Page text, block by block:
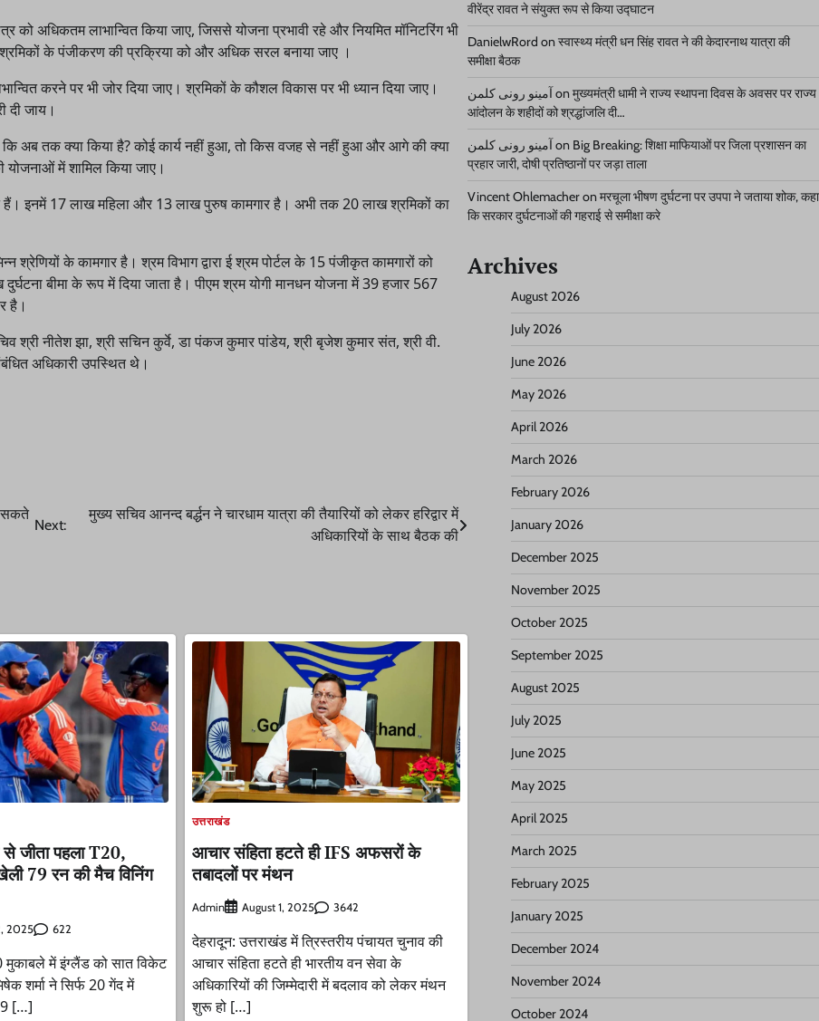
अधिकतम लाभान्वित किया जाए, जिससे योजना प्रभावी रहे और नियमित मॉनिटरिंग भी
के पंजीकरण की प्रक्रिया को और अधिक सरल बनाया जाए ।
करने पर भी जोर दिया जाए। श्रमिकों के कौशल विकास पर भी ध्यान दिया जाए।
दी जाय।
कि अब तक क्या किया है? कोई कार्य नहीं हुआ, तो किस वजह से नहीं हुआ और आगे की क्या
योजनाओं में शामिल किया जाए।
इनमें 17 लाख महिला और 13 लाख पुरुष कामगार है। अभी तक 20 लाख श्रमिकों का
श्रेणियों के कामगार है। श्रम विभाग द्वारा ई श्रम पोर्टल के 15 पंजीकृत कामगारों को
बीमा के रूप में दिया जाता है। पीएम श्रम योगी मानधन योजना में 39 हजार 567
है।
नीतेश झा, श्री सचिन कुर्वे, डा पंकज कुमार पांडेय, श्री बृजेश कुमार संत, श्री वी.
अधिकारी उपस्थित थे।
सकते
Next:
मुख्य सचिव आनन्द बर्द्धन ने चारधाम यात्रा की तैयारियों को लेकर हरिद्वार में
अधिकारियों के साथ बैठक की
जीता पहला T20,
79 रन की मैच विनिंग
2025 622
मुकाबले में इंग्लैंड को सात विकेट
शर्मा ने सिर्फ 20 गेंद में
[…]
उत्तराखंड
आचार संहिता हटते ही IFS अफसरों के
तबादलों पर मंथन
Admin August 1, 2025 3642
देहरादून: उत्तराखंड में त्रिस्तरीय पंचायत चुनाव की
आचार संहिता हटते ही भारतीय वन सेवा के
अधिकारियों की जिम्मेदारी में बदलाव को लेकर मंथन
शुरू हो […]
वीरेंद्र रावत ने संयुक्त रूप से किया उद्घाटन
DanielwRord onस्वास्थ्य मंत्री धन सिंह रावत ने की केदारनाथ यात्रा की
समीक्षा बैठक
آمینو رونی کلمنonमुख्यमंत्री धामी ने राज्य स्थापना दिवस के अवसर पर राज्य
आंदोलन के शहीदों को श्रद्धांजलि दी…
آمینو رونی کلمنon Big Breaking: शिक्षा माफियाओं पर जिला प्रशासन का
प्रहार जारी, दोषी प्रतिष्ठानों पर जड़ा ताला
Vincent Ohlemacheronमरचूला भीषण दुर्घटना पर उपपा ने जताया शोक, कहा
कि सरकार दुर्घटनाओं की गहराई से समीक्षा करे
Archives
August 2026
July 2026
June 2026
May 2026
April 2026
March 2026
February 2026
January 2026
December 2025
November 2025
October 2025
September 2025
August 2025
July 2025
June 2025
May 2025
April 2025
March 2025
February 2025
January 2025
December 2024
November 2024
October 2024